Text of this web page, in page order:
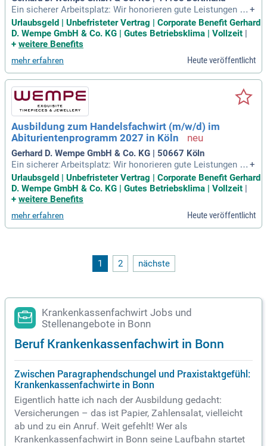
Ein sicherer Arbeitsplatz: Wir honorieren gute Leistungen du
rch eine hohe Übernahmequote; Unbefristeter Arbeitsvertra
g nach der Ausbildung; Mitarbeitervorteile bei Corporate Be
nefits; 30 Tage Urlaub; Übernahme Deutschlandticket zu 10
+
Urlaubsgeld | Unbefristeter Vertrag | Corporate Benefit Gerhard
D. Wempe GmbH & Co. KG | Gutes Betriebsklima | Vollzeit |
+ weitere Benefits
mehr erfahren Heute veröffentlicht
Ausbildung zum Handelsfachwirt (m/w/d) im
Abiturientenprogramm 2027 in Köln
Gerhard D. Wempe GmbH & Co. KG | 50667 Köln
Ein sicherer Arbeitsplatz: Wir honorieren gute Leistungen du
rch eine hohe Übernahmequote; Unbefristeter Arbeitsvertra
g nach der Ausbildung; Mitarbeitervorteile bei Corporate Be
nefits; 30 Tage Urlaub; Übernahme Deutschlandticket zu 10
+
Urlaubsgeld | Unbefristeter Vertrag | Corporate Benefit Gerhard
D. Wempe GmbH & Co. KG | Gutes Betriebsklima | Vollzeit
+ weitere Benefits
mehr erfahren Heute veröffentlicht
1 2 nächste
Krankenkassenfachwirt Jobs und
Stellenangebote in Bonn
Beruf Krankenkassenfachwirt in Bonn
Zwischen Paragraphendschungel und Praxistaktgefühl:
Krankenkassenfachwirte in Bonn
Eigentlich hatte ich nach der Ausbildung gedacht:
Versicherungen – das ist Papier, Zahlensalat, vielleicht
ab und zu ein Anruf. Weit gefehlt! Wer als
Krankenkassenfachwirt in Bonn seine Laufbahn startet